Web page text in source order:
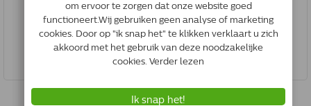
Verzenden